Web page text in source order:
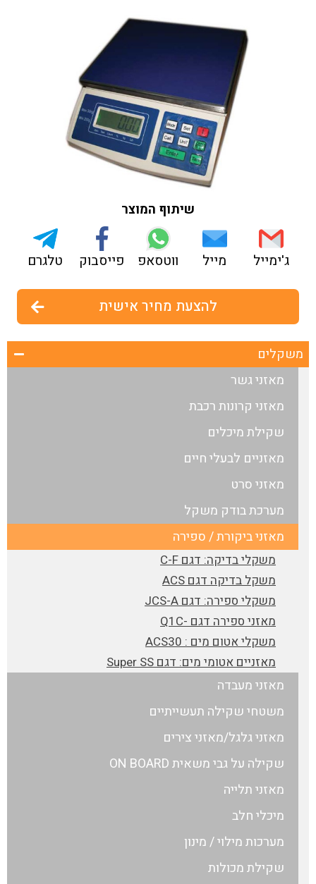
משקלים
מאזני גשר
מאזני קרונות רכבת
שקילת מיכלים
מאזניים לבעלי חיים
מאזני סרט
מערכת בודק משקל
מאזני ביקורת / ספירה
משקלי בדיקה: דגם C-F
משקל בדיקה דגם ACS
משקלי ספירה: דגם JCS-A
מאזני ספירה דגם -Q1C
משקלי אטום מים : ACS30
מאזניים אטומי מים: דגם Super SS
מאזני מעבדה
משטחי שקילה תעשייתיים
מאזני גלגל/מאזני צירים
שקילה על גבי משאית ON BOARD
מאזני תלייה
מיכלי חלב
מערכות מילוי / מינון
שקילת מכולות
שיתוף המוצר
ג'ימייל מייל ווטסאפ פייסבוק טלגרם
להצעת מחיר אישית